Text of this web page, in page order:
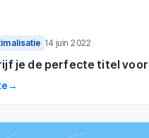
14 juin 2022
je de perfecte titel voor
→